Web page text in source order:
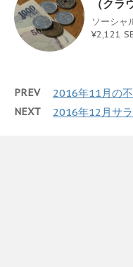
（ク
ソーシャ
¥2,121
PREV 2016年11月の
NEXT 2016年12月サ